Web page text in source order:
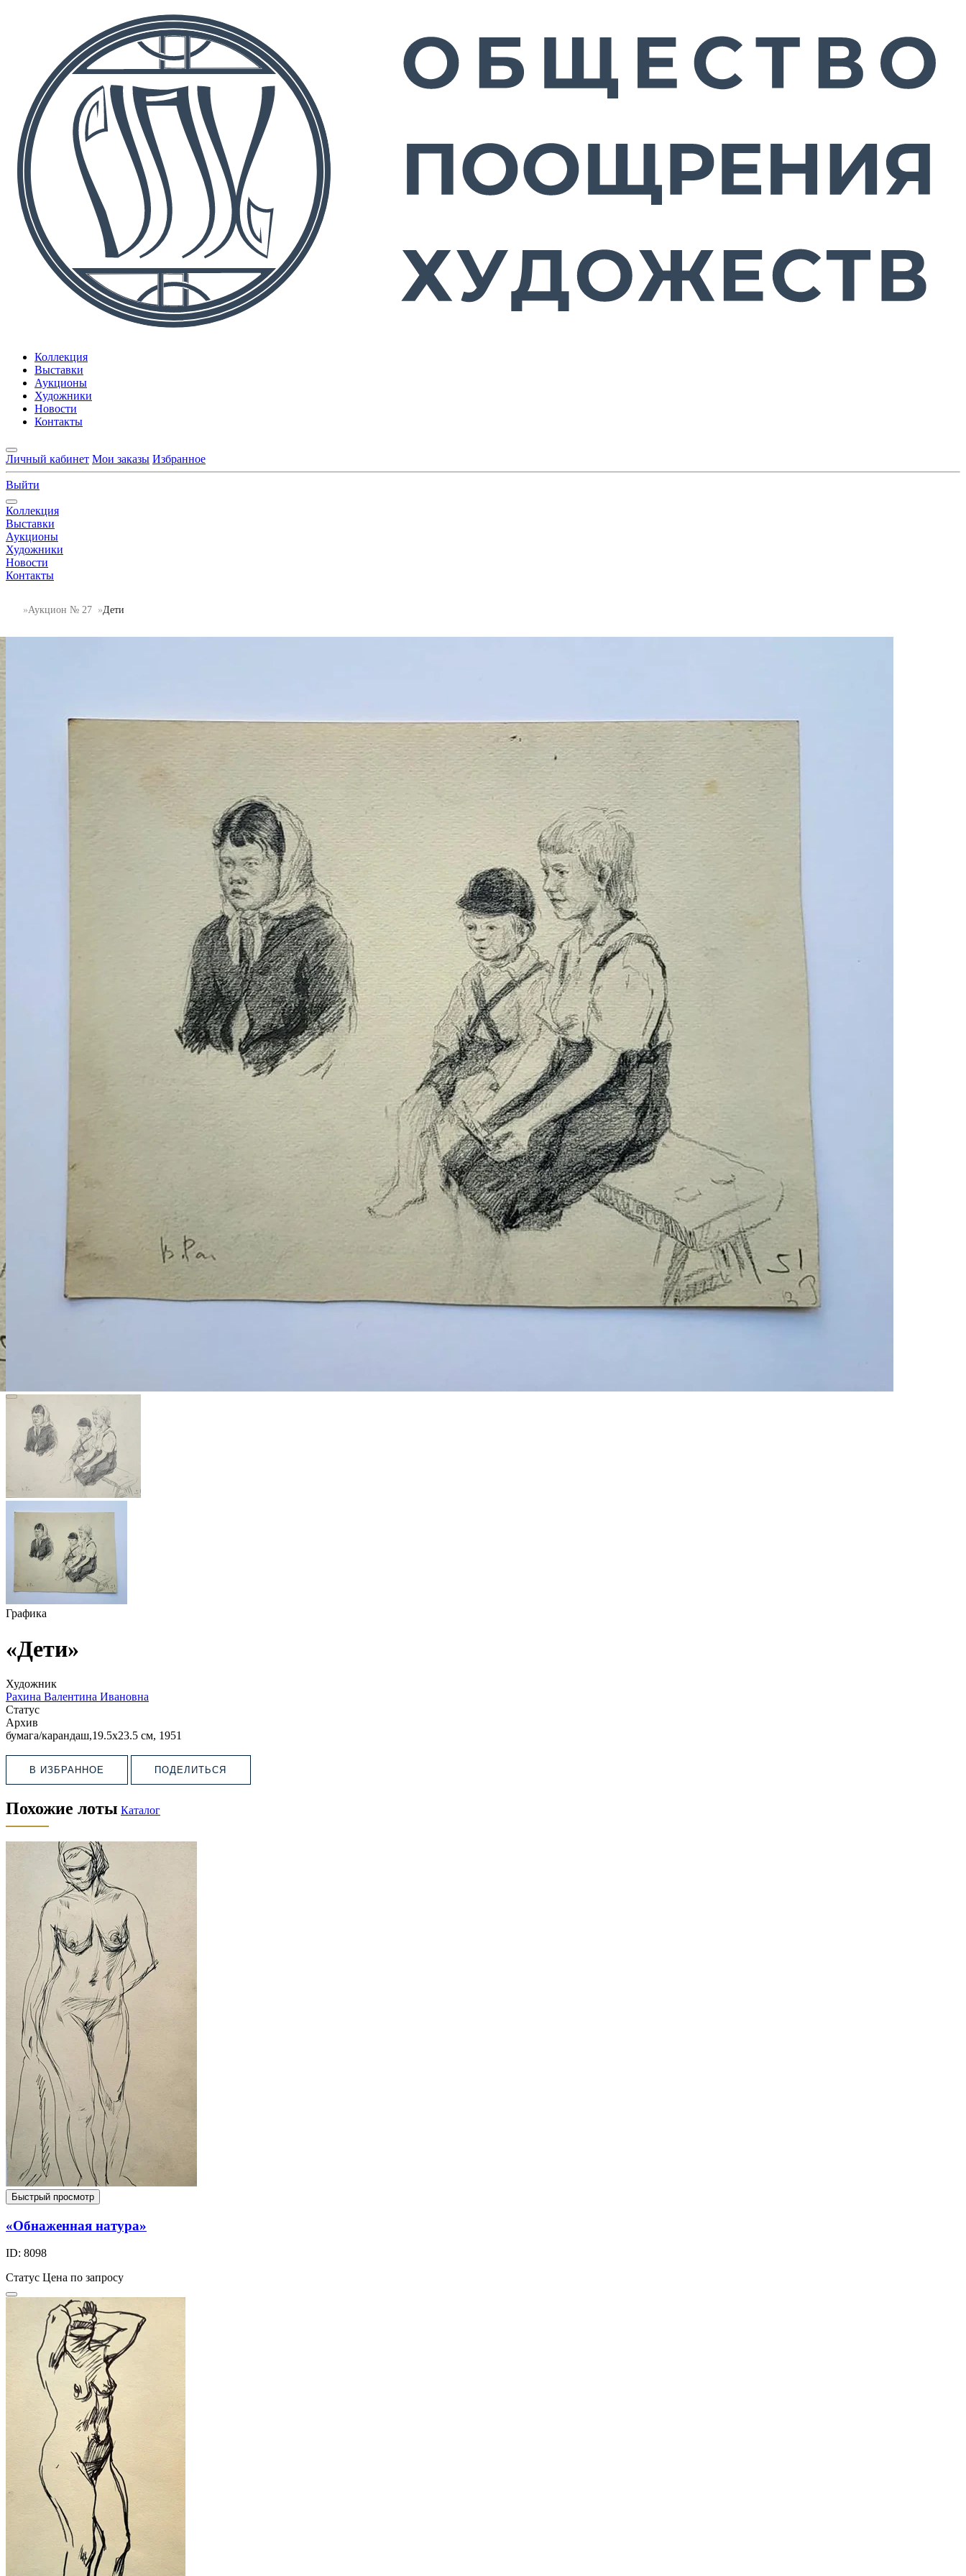
Коллекция
Выставки
Аукционы
Художники
Новости
Контакты
Личный кабинет Мои заказы Избранное
Выйти
Коллекция
Выставки
Аукционы
Художники
Новости
Контакты
Аукцион № 27 Дети
Графика
«Дети»
Художник
Рахина Валентина Ивановна
Статус
Архив
бумага/карандаш,19.5х23.5 см, 1951
В ИЗБРАННОЕ ПОДЕЛИТЬСЯ
Похожие лоты Каталог
Быстрый просмотр
«Обнаженная натура»
ID: 8098
Статус Цена по запросу